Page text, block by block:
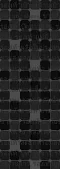
รองเท้าเป๋าตุง,ร้าน
paotung shoes, ขา
รองเท้าบู๊ตชาวสวน, ร
ผลิต, รองเท้าแม่บ้าน,
รองเท้าผลิตในประเท
ขายส่งรองเท้า, โรงง
จำหน่ายรองเท้า, เปิ
รองเท้าบูทโรงงาน,
น้ำ100เปอร์เซ็นต์, ร
ทำงาน, รองเท้ากันน้
รองเท้าสวมทำงาน, ร
ขายส่ง, รองเท้าผ้าใบ
รองเท้าขายส่งไทย,
รองเท้าสต๊อกพร้อมส่
รองเท้าบูทงานช่าง,
ใช้งานยาว, รองเท้า